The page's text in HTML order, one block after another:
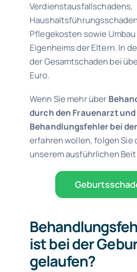
Verdienstausfallschadens,
Pflegekosten sowie
Eigenheims der Eltern. In
der Gesamtschaden bei
Euro.
Wenn Sie mehr über
durch den Frauenarzt und
Behandlungsfehler bei
erfahren wollen, folgen Sie
unserem ausführlichen
ist bei der
gelaufen?